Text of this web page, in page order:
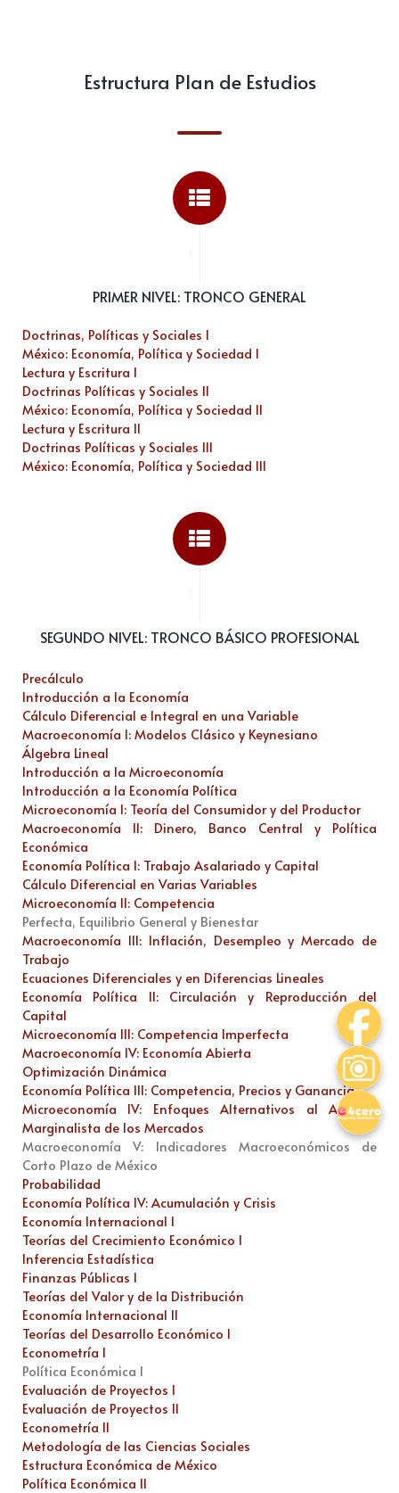
Estructura Plan de Estudios
PRIMER NIVEL: TRONCO GENERAL
Doctrinas, Políticas y Sociales I
México: Economía, Política y Sociedad I
Lectura y Escritura I
Doctrinas Políticas y Sociales II
México: Economía, Política y Sociedad II
Lectura y Escritura II
Doctrinas Políticas y Sociales III
México: Economía, Política y Sociedad III
SEGUNDO NIVEL: TRONCO BÁSICO PROFESIONAL
Precálculo
Introducción a la Economía
Cálculo Diferencial e Integral en una Variable
Macroeconomía I: Modelos Clásico y Keynesiano
Álgebra Lineal
Introducción a la Microeconomía
Introducción a la Economía Política
Microeconomía I: Teoría del Consumidor y del Productor
Macroeconomía II: Dinero, Banco Central y Política
Económica
Economía Política I: Trabajo Asalariado y Capital
Cálculo Diferencial en Varias Variables
Microeconomía II: Competencia
Perfecta, Equilibrio General y Bienestar
Macroeconomía III: Inflación, Desempleo y Mercado de
Trabajo
Ecuaciones Diferenciales y en Diferencias Lineales
Economía Política II: Circulación y Reproducción del
Capital
Microeconomía III: Competencia Imperfecta
Macroeconomía IV: Economía Abierta
Optimización Dinámica
Economía Política III: Competencia, Precios y Ganancia
Microeconomía IV: Enfoques Alternativos al Análisis
Marginalista de los Mercados
Macroeconomía V: Indicadores Macroeconómicos de
Corto Plazo de México
Probabilidad
Economía Política IV: Acumulación y Crisis
Economía Internacional I
Teorías del Crecimiento Económico I
Inferencia Estadística
Finanzas Públicas I
Teorías del Valor y de la Distribución
Economía Internacional II
Teorías del Desarrollo Económico I
Econometría I
Política Económica I
Evaluación de Proyectos I
Evaluación de Proyectos II
Econometría II
Metodología de las Ciencias Sociales
Estructura Económica de México
Política Económica II